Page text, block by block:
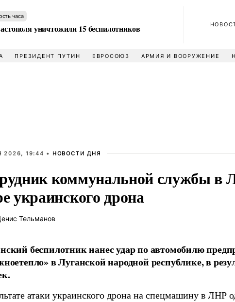
часа
уничтожили 15 беспилотников
ПРЕЗИДЕНТ ПУТИН ЕВРОСОЮЗ АРМИЯ И ВООРУЖЕНИЕ
19:44 • НОВОСТИ ДНЯ
коммунальной службы в
украинского дрона
Тельманов
беспилотник нанес удар по автомобилю
в Луганской народной республике, в
атаки украинского дрона на спецмашину в ЛНР